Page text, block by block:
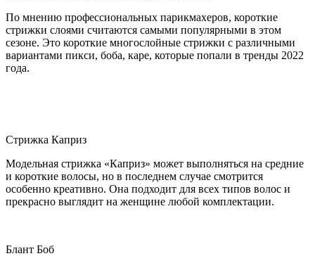
По мнению профессиональных парикмахеров, короткие
стрижки слоями считаются самыми популярными в этом
сезоне. Это короткие многослойные стрижки с различными
вариантами пикси, боба, каре, которые попали в тренды 2022
года.
Стрижка Каприз
Модельная стрижка «Каприз» может выполняться на средние
и короткие волосы, но в последнем случае смотрится
особенно креативно. Она подходит для всех типов волос и
прекрасно выглядит на женщине любой комплектации.
Блант Боб